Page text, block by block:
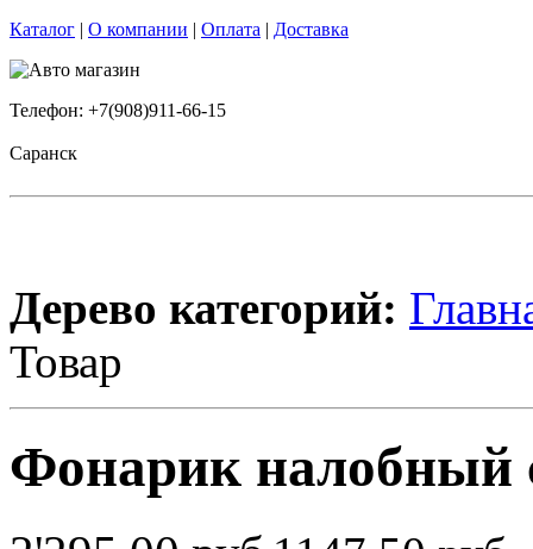
Каталог | О компании | Оплата | Доставка
Телефон: +7(908)911-66-15
Саранск
Дерево категорий:
Товар
Фонарик налобный